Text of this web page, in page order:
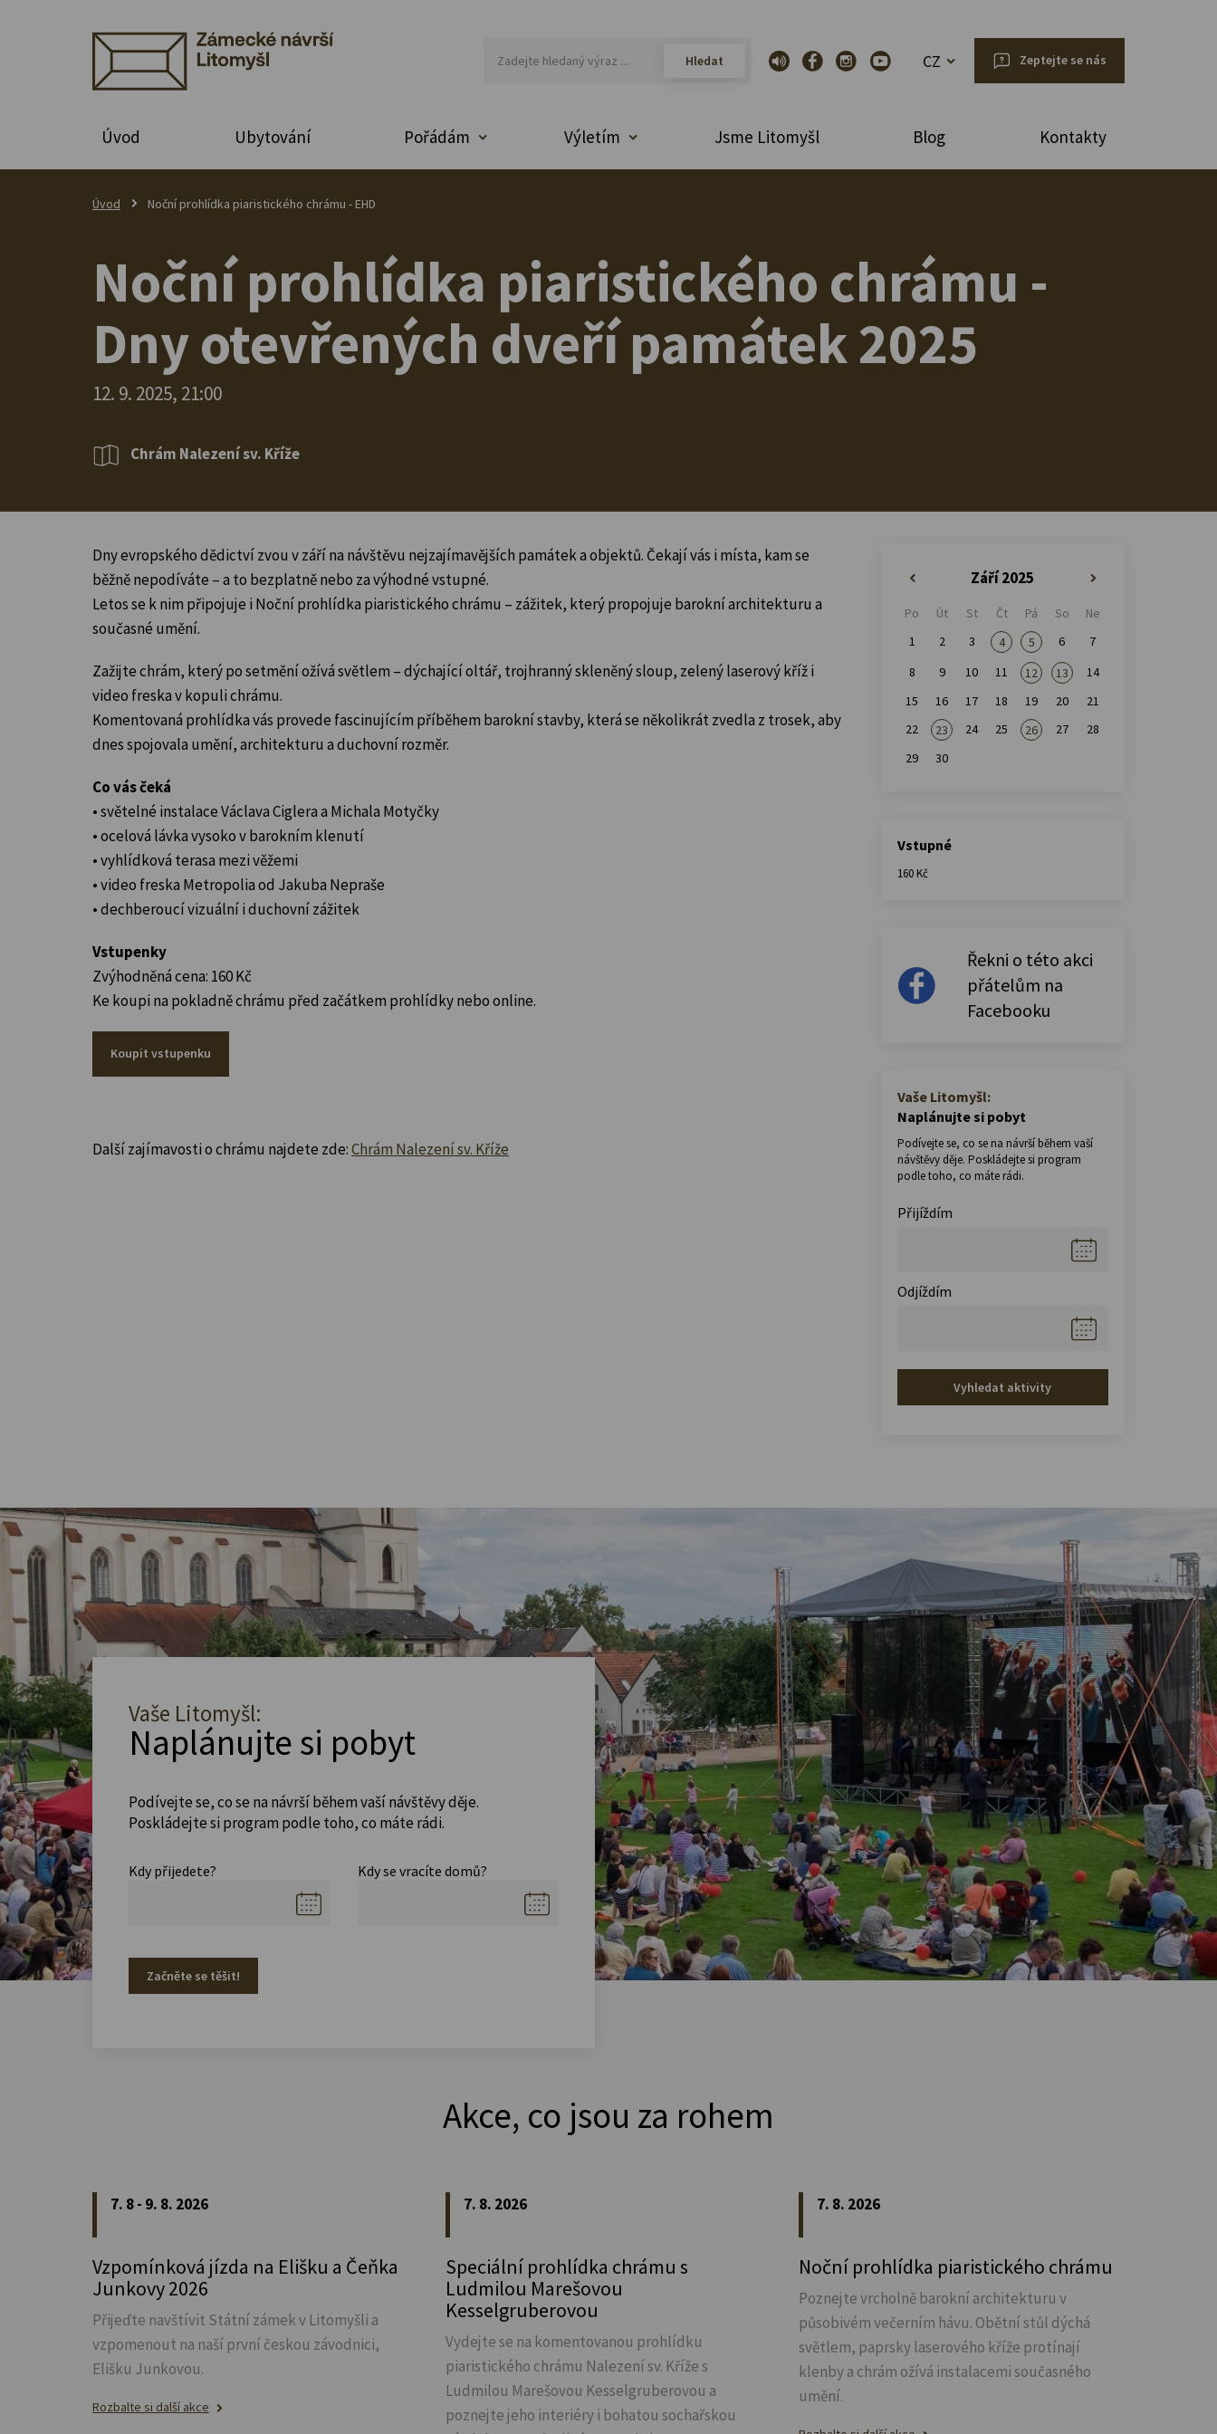
CZ Zeptejte se nás
Úvod Ubytování Pořádám Výletím Jsme Litomyšl Blog Kontakty
Úvod Noční prohlídka piaristického chrámu - EHD
Noční prohlídka piaristického chrámu -
Dny otevřených dveří památek 2025
12. 9. 2025, 21:00
Chrám Nalezení sv. Kříže
Dny evropského dědictví zvou v září na návštěvu nejzajímavějších památek a objektů. Čekají vás i místa, kam se
běžně nepodíváte – a to bezplatně nebo za výhodné vstupné.
Letos se k nim připojuje i Noční prohlídka piaristického chrámu – zážitek, který propojuje barokní architekturu a
současné umění.
Zažijte chrám, který po setmění ožívá světlem – dýchající oltář, trojhranný skleněný sloup, zelený laserový kříž i
video freska v kopuli chrámu.
Komentovaná prohlídka vás provede fascinujícím příběhem barokní stavby, která se několikrát zvedla z trosek, aby
dnes spojovala umění, architekturu a duchovní rozměr.
Co vás čeká
• světelné instalace Václava Ciglera a Michala Motyčky
• ocelová lávka vysoko v barokním klenutí
• vyhlídková terasa mezi věžemi
• video freska Metropolia od Jakuba Nepraše
• dechberoucí vizuální i duchovní zážitek
Vstupenky
Zvýhodněná cena: 160 Kč
Ke koupi na pokladně chrámu před začátkem prohlídky nebo online.
Koupit vstupenku
Další zajímavosti o chrámu najdete zde:Chrám Nalezení sv. Kříže
Září 2025
Po Út St Čt Pá So
Ne
1
2 3 4 5 6
7
8
9 10 11 12 13
14
15
16 17 18 19 20
21
22
23 24 25 26 27
28
29
30
Vstupné
160 Kč
Řekni o této akci
přátelům na
Facebooku
Vaše Litomyšl:
Naplánujte si pobyt
Podívejte se, co se na návrší během vaší
návštěvy děje. Poskládejte si program
podle toho, co máte rádi.
Přijíždím
Odjíždím
Vyhledat aktivity
Vaše Litomyšl:
Naplánujte si pobyt
Podívejte se, co se na návrší během vaší návštěvy děje.
Poskládejte si program podle toho, co máte rádi.
Kdy přijedete? Kdy se vracíte domů?
Začněte se těšit!
Akce, co jsou za rohem
7. 8 - 9. 8. 2026
Vzpomínková jízda na Elišku a Čeňka
Junkovy 2026
Přijeďte navštívit Státní zámek v Litomyšli a
vzpomenout na naší první českou závodnici,
Elišku Junkovou.
Rozbalte si další akce
7. 8. 2026
Speciální prohlídka chrámu s
Ludmilou Marešovou
Kesselgruberovou
Vydejte se na komentovanou prohlídku
piaristického chrámu Nalezení sv. Kříže s
Ludmilou Marešovou Kesselgruberovou a
poznejte jeho interiéry i bohatou sochařskou
7. 8. 2026
Noční prohlídka piaristického chrámu
Poznejte vrcholně barokní architekturu v
působivém večerním hávu. Obětní stůl dýchá
světlem, paprsky laserového kříže protínají
klenby a chrám ožívá instalacemi současného
umění.